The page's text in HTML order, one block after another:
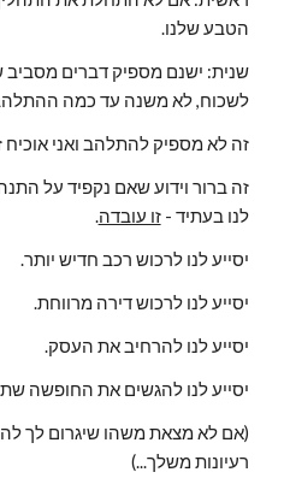
הטבע שלנו.
לשכוח, לא משנה עד כמה
זה לא מספיק להתלהב ואני
לנו בעתיד - זו עובדה.
יסייע לנו לרכוש רכב חדיש יותר.
יסייע לנו לרכוש דירה מרווחת.
יסייע לנו להרחיב את העסק.
יסייע לנו להגשים את החופשה
רעיונות משלך...)